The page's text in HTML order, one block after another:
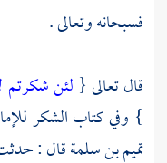
فسبحانه وتعالى .
قال تعالى { لئن شكرتم
} وفي كتاب الشكر
تميم بن سلمةقال :